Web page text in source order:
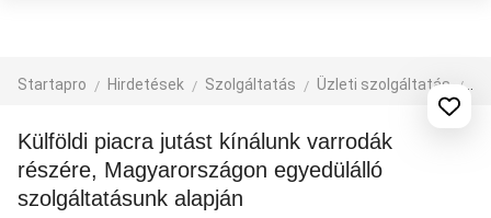
Startapro Hirdetések Szolgáltatás Üzleti szolgáltatás
Külföldi piacra jutást kínálunk varrodák
részére, Magyarországon egyedülálló
szolgáltatásunk alapján